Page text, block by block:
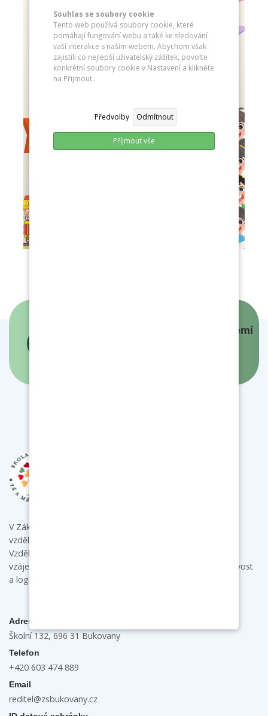
Souhlas se soubory cookie
Tento web používá soubory cookie, které
pomáhají fungování webu a také ke sledování
vaší interakce s naším webem. Abychom však
zajistili co nejlepší uživatelský zážitek, povolte
konkrétní soubory cookie v Nastavení a klikněte
na Přijmout..
Předvolby Odmítnout
Příjmout vše
Panovníci a prezidenti českých zemí
V Základní škole a mateřské škole Bukovany poskytujeme
vzdělání s individuálním přístupem ke každému dítěti.
Vzdělávacími aktivitami podporujeme u dětí samostatnost,
vzájemnou spolupráci a komunikaci a rozvíjíme jejich tvořivost
a logické myšlení.
Adresa
Školní 132, 696 31 Bukovany
Telefon
+420 603 474 889
Email
reditel@zsbukovany.cz